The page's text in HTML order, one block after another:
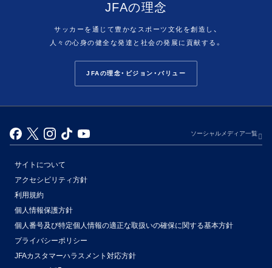
JFAの理念
サッカーを通じて豊かなスポーツ文化を創造し、
人々の心身の健全な発達と社会の発展に貢献する。
JFAの理念・ビジョン・バリュー
ソーシャルメディア一覧
サイトについて
アクセシビリティ方針
利用規約
個人情報保護方針
個人番号及び特定個人情報の適正な取扱いの確保に関する基本方針
プライバシーポリシー
JFAカスタマーハラスメント対応方針